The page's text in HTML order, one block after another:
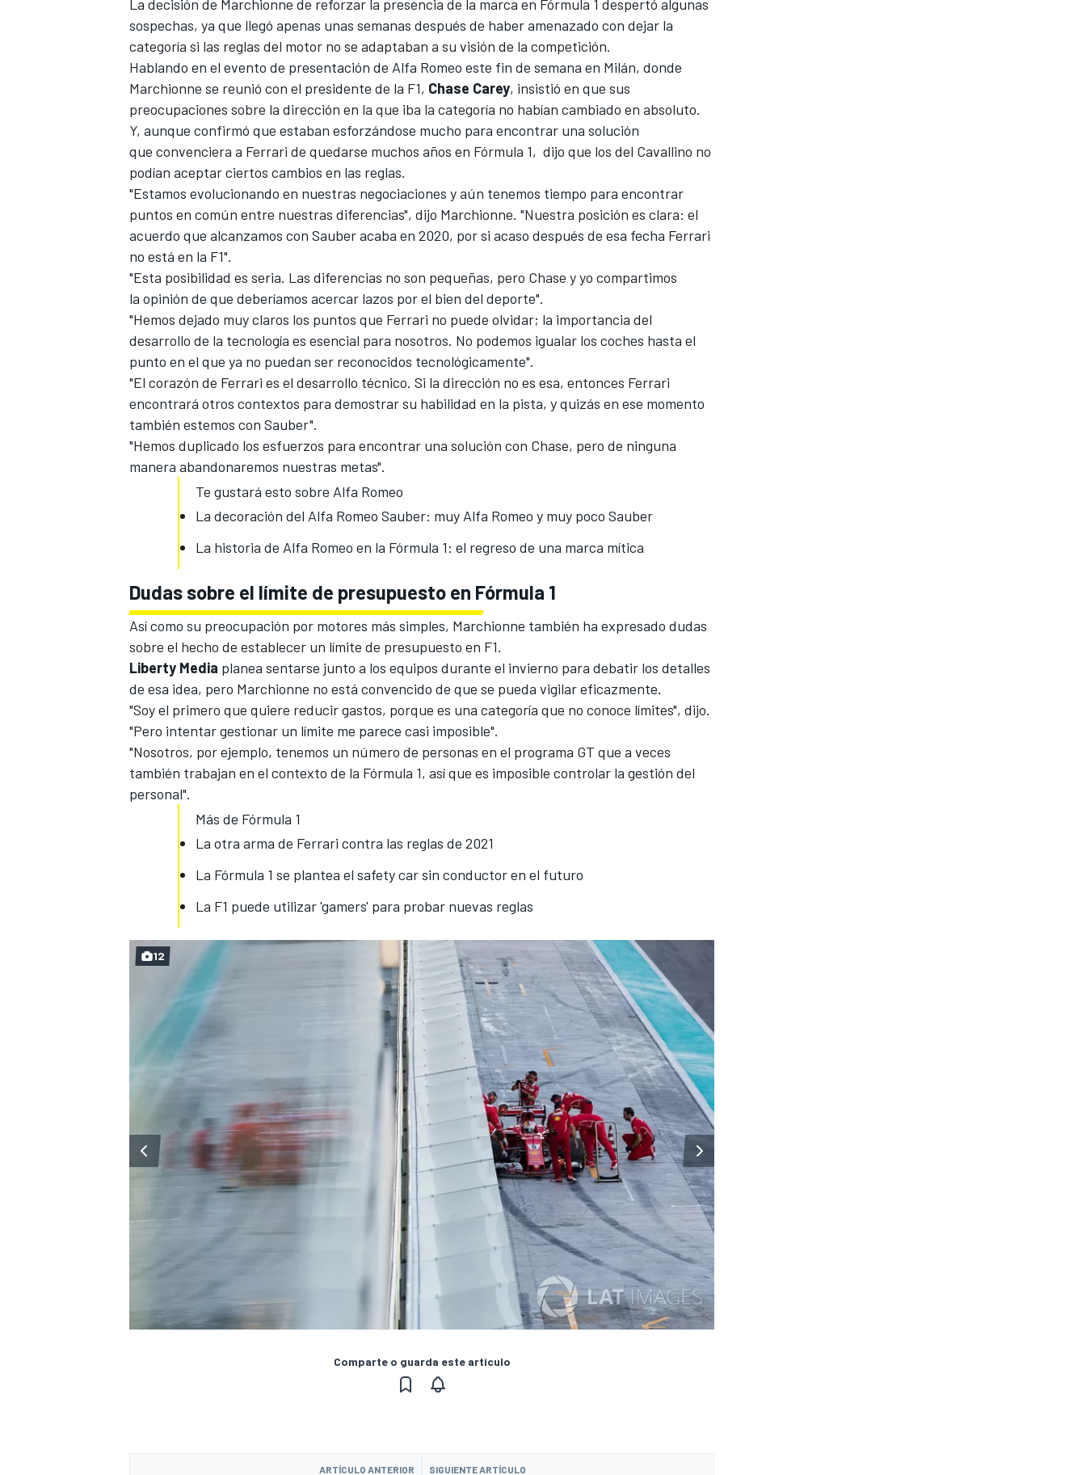
MÁS CATEGORÍAS
La decisión de Marchionne de reforzar la presencia de la marca en Fórmula 1 despertó algunas
sospechas, ya que llegó apenas unas semanas después de haber amenazado con dejar la
categoría si las reglas del motor no se adaptaban a su visión de la competición.
Hablando en el evento de presentación de Alfa Romeo este fin de semana en Milán, donde
Marchionne se reunió con el presidente de la F1, Chase Carey, insistió en que sus
preocupaciones sobre la dirección en la que iba la categoría no habían cambiado en absoluto.
Y, aunque confirmó que estaban esforzándose mucho para encontrar una solución
que convenciera a Ferrari de quedarse muchos años en Fórmula 1, dijo que los del Cavallino no
podían aceptar ciertos cambios en las reglas.
"Estamos evolucionando en nuestras negociaciones y aún tenemos tiempo para encontrar
puntos en común entre nuestras diferencias", dijo Marchionne. "Nuestra posición es clara: el
acuerdo que alcanzamos con Sauber acaba en 2020, por si acaso después de esa fecha Ferrari
no está en la F1".
"Esta posibilidad es seria. Las diferencias no son pequeñas, pero Chase y yo compartimos
la opinión de que deberíamos acercar lazos por el bien del deporte".
"Hemos dejado muy claros los puntos que Ferrari no puede olvidar; la importancia del
desarrollo de la tecnología es esencial para nosotros. No podemos igualar los coches hasta el
punto en el que ya no puedan ser reconocidos tecnológicamente".
"El corazón de Ferrari es el desarrollo técnico. Si la dirección no es esa, entonces Ferrari
encontrará otros contextos para demostrar su habilidad en la pista, y quizás en ese momento
también estemos con Sauber".
"Hemos duplicado los esfuerzos para encontrar una solución con Chase, pero de ninguna
manera abandonaremos nuestras metas".
Te gustará esto sobre Alfa Romeo
La decoración del Alfa Romeo Sauber: muy Alfa Romeo y muy poco Sauber
La historia de Alfa Romeo en la Fórmula 1: el regreso de una marca mítica
Dudas sobre el límite de presupuesto en Fórmula 1
Así como su preocupación por motores más simples, Marchionne también ha expresado dudas
sobre el hecho de establecer un límite de presupuesto en F1.
Liberty Media planea sentarse junto a los equipos durante el invierno para debatir los detalles
de esa idea, pero Marchionne no está convencido de que se pueda vigilar eficazmente.
"Soy el primero que quiere reducir gastos, porque es una categoría que no conoce límites", dijo.
"Pero intentar gestionar un límite me parece casi imposible".
"Nosotros, por ejemplo, tenemos un número de personas en el programa GT que a veces
también trabajan en el contexto de la Fórmula 1, así que es imposible controlar la gestión del
personal".
Más de Fórmula 1
La otra arma de Ferrari contra las reglas de 2021
La Fórmula 1 se plantea el safety car sin conductor en el futuro
La F1 puede utilizar 'gamers' para probar nuevas reglas
12
Comparte o guarda este artículo
ARTÍCULO ANTERIOR SIGUIENTE ARTÍCULO